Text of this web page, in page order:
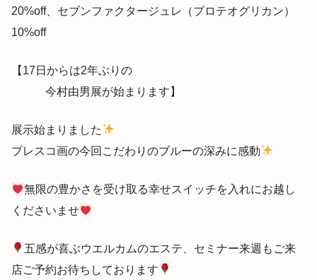
20%off、セブンファクタージュレ（プロテオグリカン）
10%off
【17日からは2年ぶりの
今村由男展が始まります】
展示始まりました
プレスコ画の今回こだわりのブルーの深みに感動
無限の豊かさを受け取る幸せスイッチを入れにお越し
くださいませ
五感が喜ぶウエルカムのエステ、セミナー来週もご来
店ご予約お待ちしております